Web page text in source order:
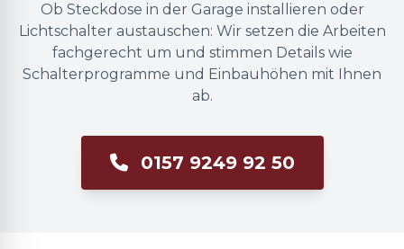
Ob Steckdose in der Garage installieren oder
Lichtschalter austauschen: Wir setzen die Arbeiten
fachgerecht um und stimmen Details wie
Schalterprogramme und Einbauhöhen mit Ihnen
ab.
0157 9249 92 50